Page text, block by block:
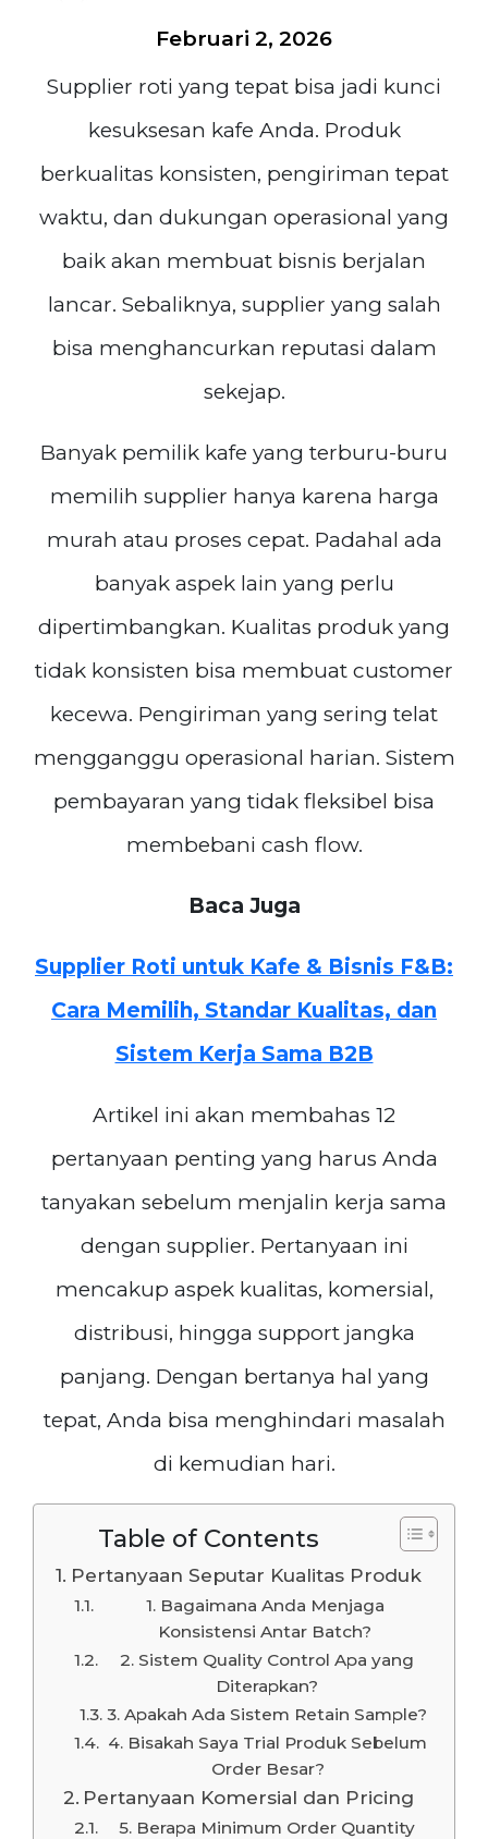
Februari 2, 2026
Supplier roti yang tepat bisa jadi kunci
kesuksesan kafe Anda. Produk
berkualitas konsisten, pengiriman tepat
waktu, dan dukungan operasional yang
baik akan membuat bisnis berjalan
lancar. Sebaliknya, supplier yang salah
bisa menghancurkan reputasi dalam
sekejap.
Banyak pemilik kafe yang terburu-buru
memilih supplier hanya karena harga
murah atau proses cepat. Padahal ada
banyak aspek lain yang perlu
dipertimbangkan. Kualitas produk yang
tidak konsisten bisa membuat customer
kecewa. Pengiriman yang sering telat
mengganggu operasional harian. Sistem
pembayaran yang tidak fleksibel bisa
membebani cash flow.
Baca Juga
Supplier Roti untuk Kafe & Bisnis F&B:
Cara Memilih, Standar Kualitas, dan
Sistem Kerja Sama B2B
Artikel ini akan membahas 12
pertanyaan penting yang harus Anda
tanyakan sebelum menjalin kerja sama
dengan supplier. Pertanyaan ini
mencakup aspek kualitas, komersial,
distribusi, hingga support jangka
panjang. Dengan bertanya hal yang
tepat, Anda bisa menghindari masalah
di kemudian hari.
Table of Contents
Pertanyaan Seputar Kualitas Produk
1. Bagaimana Anda Menjaga
Konsistensi Antar Batch?
2. Sistem Quality Control Apa yang
Diterapkan?
3. Apakah Ada Sistem Retain Sample?
4. Bisakah Saya Trial Produk Sebelum
Order Besar?
Pertanyaan Komersial dan Pricing
5. Berapa Minimum Order Quantity